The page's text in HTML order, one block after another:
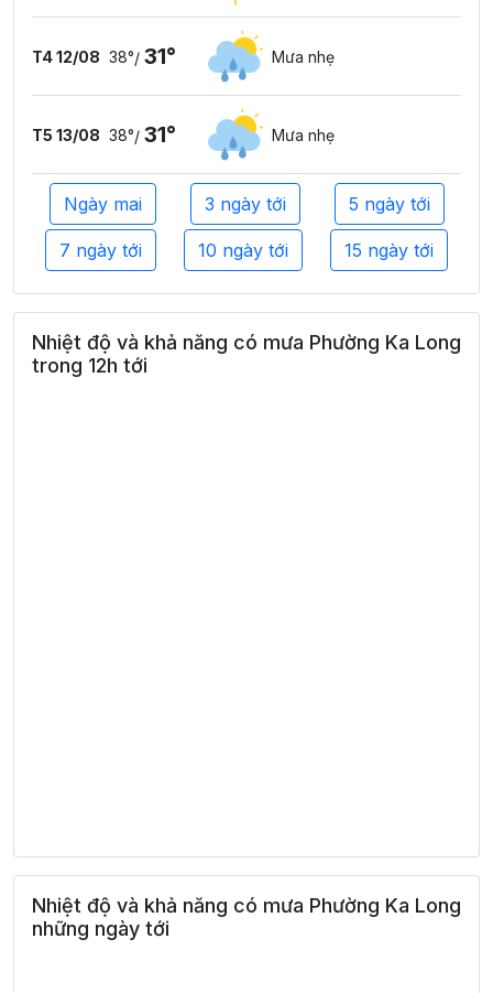
T4 12/08 38°/ 31° Mưa nhẹ
T5 13/08 38°/ 31° Mưa nhẹ
Ngày mai 3 ngày tới 5 ngày tới
7 ngày tới 10 ngày tới 15 ngày tới
Nhiệt độ và khả năng có mưa Phường Ka Long
trong 12h tới
Nhiệt độ và khả năng có mưa Phường Ka Long
những ngày tới